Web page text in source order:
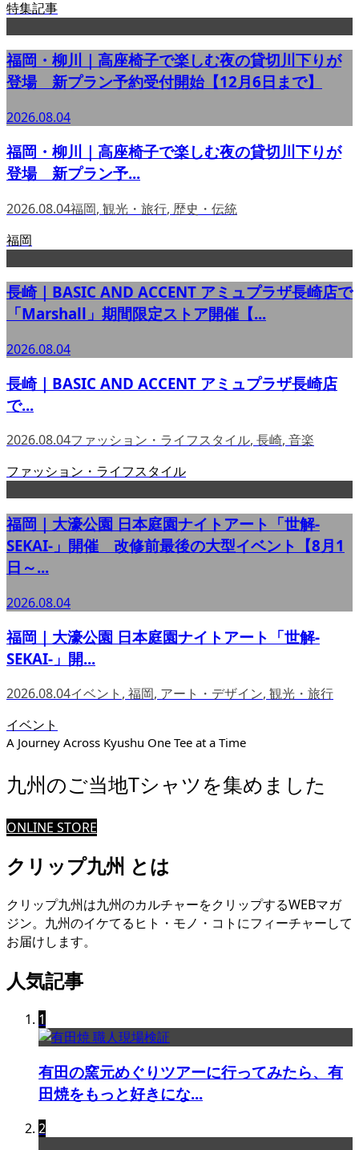
特集記事
福岡・柳川｜高座椅子で楽しむ夜の貸切川下りが
登場 新プラン予約受付開始【12月6日まで】
2026.08.04
福岡・柳川｜高座椅子で楽しむ夜の貸切川下りが
登場 新プラン予...
2026.08.04福岡, 観光・旅行, 歴史・伝統
福岡
長崎｜BASIC AND ACCENT アミュプラザ長崎店で
「Marshall」期間限定ストア開催【...
2026.08.04
長崎｜BASIC AND ACCENT アミュプラザ長崎店
で...
2026.08.04ファッション・ライフスタイル, 長崎, 音楽
ファッション・ライフスタイル
福岡｜大濠公園 日本庭園ナイトアート「世解-
SEKAI-」開催 改修前最後の大型イベント【8月1
日～...
2026.08.04
福岡｜大濠公園 日本庭園ナイトアート「世解-
SEKAI-」開...
2026.08.04イベント , 福岡, アート・デザイン, 観光・旅行
イベント
A Journey Across Kyushu One Tee at a Time
九州のご当地Tシャツを集めました
ONLINE STORE
クリップ九州 とは
クリップ九州は九州のカルチャーをクリップするWEBマガ
ジン。九州のイケてるヒト・モノ・コトにフィーチャーして
お届けします。
人気記事
1
有田の窯元めぐりツアーに行ってみたら、有
田焼をもっと好きにな...
2